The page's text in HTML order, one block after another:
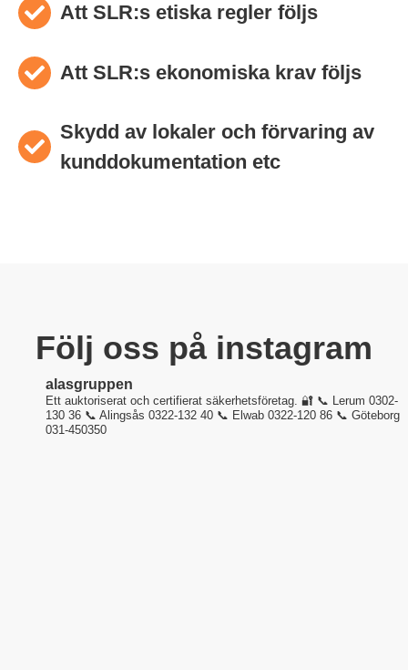
Att SLR:s etiska regler följs
Att SLR:s ekonomiska krav följs
Skydd av lokaler och förvaring av
kunddokumentation etc
Följ oss på instagram
alasgruppen
Ett auktoriserat och certifierat säkerhetsföretag. 🔐 📞 Lerum 0302-
130 36 📞 Alingsås 0322-132 40 📞 Elwab 0322-120 86 📞 Göteborg
031-450350